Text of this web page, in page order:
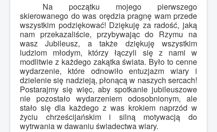
Na początku mojego pierwszego
skierowanego do was orędzia pragnę wam przede
wszystkim podziękować! Dziękuję za radość, jaką
nam przekazaliście, przybywając do Rzymu na
wasz Jubileusz, a także dziękuję wszystkim
ludziom młodym, którzy łączyli się z nami w
modlitwie z każdego zakątka świata. Było to cenne
wydarzenie, które odnowiło entuzjazm wiary i
dzielenie się nadzieją, płonącą w naszych sercach!
Postarajmy się więc, aby spotkanie jubileuszowe
nie pozostało wydarzeniem odosobnionym, ale
stało się dla każdego z was krokiem naprzód w
życiu chrześcijańskim i silną motywacją do
wytrwania w dawaniu świadectwa wiary.